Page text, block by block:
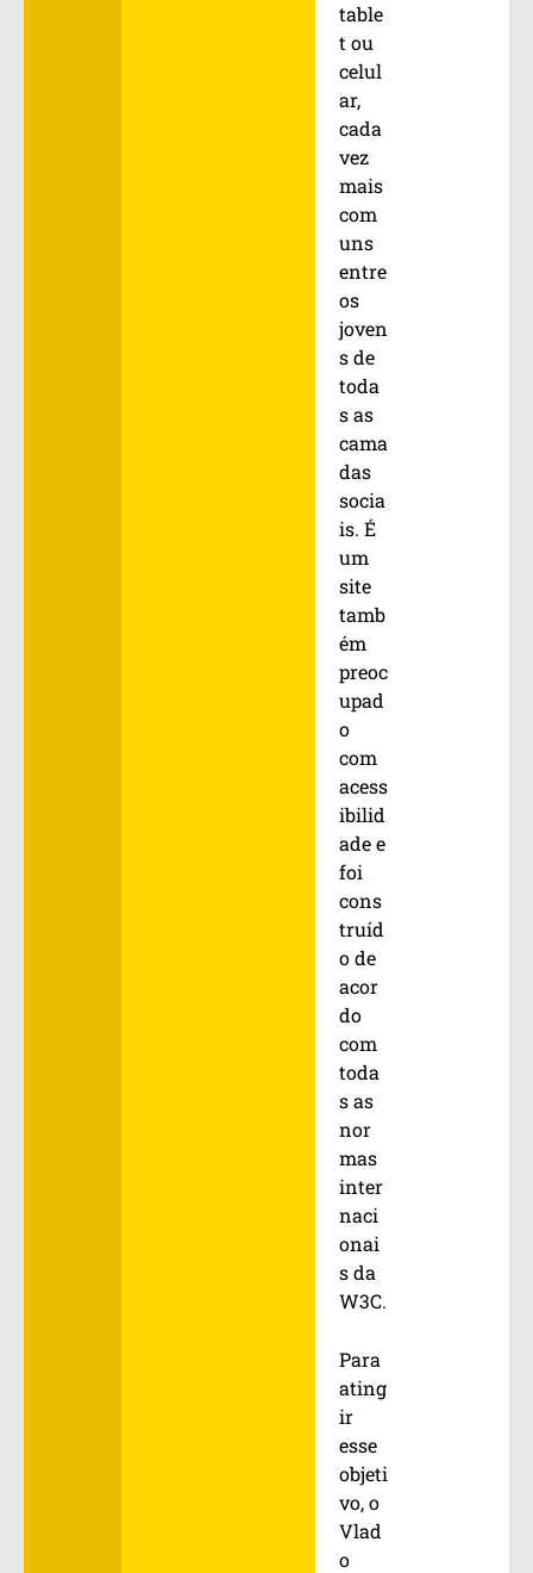
table
t ou
celul
ar,
cada
vez
mais
com
uns
entre
os
joven
s de
toda
s as
cama
das
socia
is. É
um
site
tamb
ém
preoc
upad
o
com
acess
ibilid
ade e
foi
cons
truíd
o de
acor
do
com
toda
s as
nor
mas
inter
naci
onai
s da
W3C.
Para
ating
ir
esse
objeti
vo, o
Vlad
o